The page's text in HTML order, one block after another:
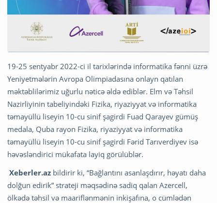
19-25 sentyabr 2022-ci il tarixlərində informatika fənni üzrə
Yeniyetmələrin Avropa Olimpiadasına onlayn qatılan
məktəblilərimiz uğurlu nəticə əldə ediblər. Elm və Təhsil
Nazirliyinin tabeliyindəki Fizika, riyaziyyat və informatika
təmayüllü liseyin 10-cu sinif şagirdi Fuad Qarayev gümüş
medala, Quba rayon Fizika, riyaziyyat və informatika
təmayüllü liseyin 10-cu sinif şagirdi Fərid Tarıverdiyev isə
həvəsləndirici mükafata layiq görülüblər.
Xeberler.az bildirir ki, “Bağlantını asanlaşdırır, həyatı daha
dolğun edirik” strateji məqsədinə sadiq qalan Azercell,
ölkədə təhsil və maariflənmənin inkişafına, o cümlədən